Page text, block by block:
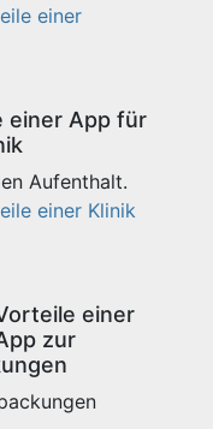
einer
einer App für
Aufenthalt.
einer Klinik
einer
zur